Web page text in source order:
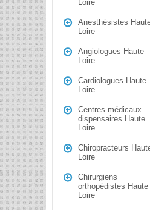
Loire
Anesthésistes
Loire
Angiologues Haute
Loire
Cardiologues Haute
Loire
Centres médicaux
dispensaires Haute
Loire
Chiropracteurs
Loire
Chirurgiens
orthopédistes Haute
Loire